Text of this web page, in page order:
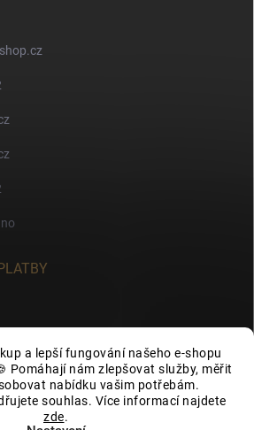
a lepší fungování našeho e-shopu
Pomáhají nám zlepšovat služby, měřit
nabídku vašim potřebám.
souhlas. Více informací najdete
zde.